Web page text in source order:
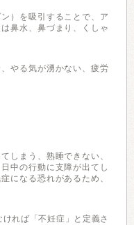
）を吸引することで、ア
鼻水、鼻づまり、くしゃ
やる気が湧かない、疲労
しまう、熟睡できない、
中の行動に支障が出てし
になる恐れがあるため、
れば「不妊症」と定義さ